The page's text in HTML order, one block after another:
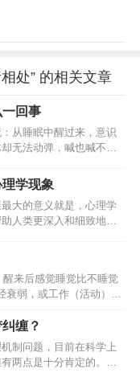
处” 的相关文章
一回事
从睡眠中醒过来，意识
无法动弹，喊也喊不出
床”不了解，便从迷信的
压床”到底是什么鬼呢？
，鬼压床”的出现是有医
。鬼压床”到底是什么
的地方叫扫把星压床”，
眠麻痹”。当然，称之为
能是因为，在正常快…
学现象
大的意义就是，心理学
人类更深入和细致地了
会做出何种抉择。而人
通过科学逻辑进行分析
被公认为是对推动人类
多人都认为，自己曾在
而反常的心理现象
第一、破窗效应
）破窗效应（Broken
来后感觉睡觉比不睡觉
衰弱，或工作（活动）量
造成的。对于这些情况
一试每天睡前热水加醋
醒后采用呼吸调节法
象成一个气球，你想尽
了起来，就表明已经气
缠？
制问题，目前在科学上
两点是十分肯定的。如